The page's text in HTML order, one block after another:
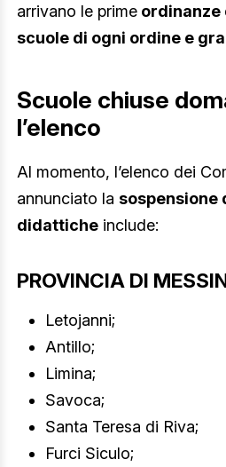
arrivano le prime ordinanze
scuole di ogni ordine e
Scuole chiuse
l’elenco
Al momento, l’elenco dei
annunciato la sospensione
didattiche include:
PROVINCIA DI
Letojanni;
Antillo;
Limina;
Savoca;
Santa Teresa di Riva;
Furci Siculo;